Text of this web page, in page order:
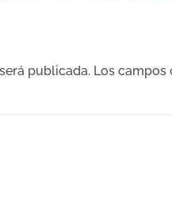
publicada. Los campos